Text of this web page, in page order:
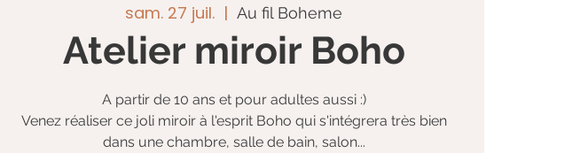
sam. 27 juil.
  |
Au fil Boheme
Atelier miroir Boho
A partir de 10 ans et pour adultes aussi :)
Venez réaliser ce joli miroir à l'esprit Boho qui s'intégrera très bien
dans une chambre, salle de bain, salon...